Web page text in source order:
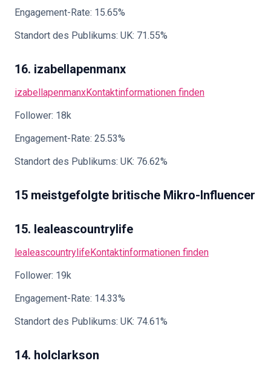
Engagement-Rate: 15.65%
Standort des Publikums: UK: 71.55%
16. izabellapenmanx
izabellapenmanxKontaktinformationen finden
Follower: 18k
Engagement-Rate: 25.53%
Standort des Publikums: UK: 76.62%
15 meistgefolgte britische Mikro-Influencer
15. lealeascountrylife
lealeascountrylifeKontaktinformationen finden
Follower: 19k
Engagement-Rate: 14.33%
Standort des Publikums: UK: 74.61%
14. holclarkson